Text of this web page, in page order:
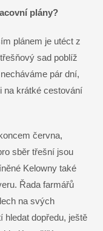
plány?
plánem je utéct z
sad poblíž
pár dní,
na krátké cestování
června,
sběr třešní jsou
Kelowny také
Řada farmářů
na svých
hledat dopředu, ještě